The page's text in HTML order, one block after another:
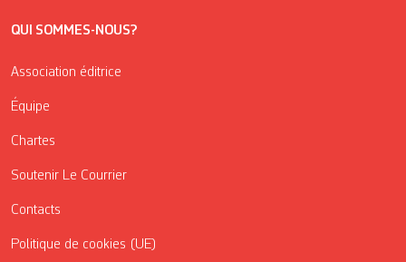
QUI SOMMES-NOUS?
Association éditrice
Équipe
Chartes
Soutenir Le Courrier
Contacts
Politique de cookies (UE)